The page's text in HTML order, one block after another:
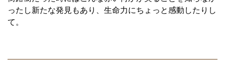
ったし新たな発見もあり、生命力にちょっと感動したりし
て。